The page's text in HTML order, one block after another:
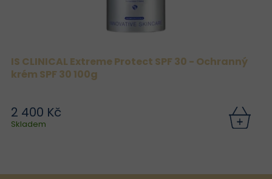
IS CLINICAL Extreme Protect SPF 30 - Ochranný
krém SPF 30 100g
2 400 Kč
Skladem